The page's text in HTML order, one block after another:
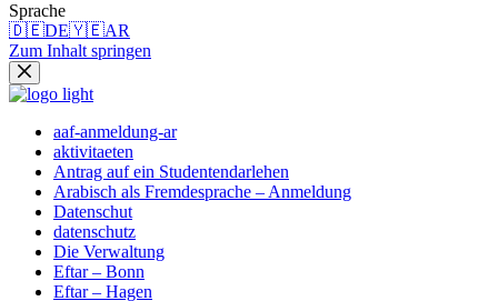
Sprache
🇩🇪DE🇾🇪AR
Zum Inhalt springen
aaf-anmeldung-ar
aktivitaeten
Antrag auf ein Studentendarlehen
Arabisch als Fremdesprache – Anmeldung
Datenschut
datenschutz
Die Verwaltung
Eftar – Bonn
Eftar – Hagen